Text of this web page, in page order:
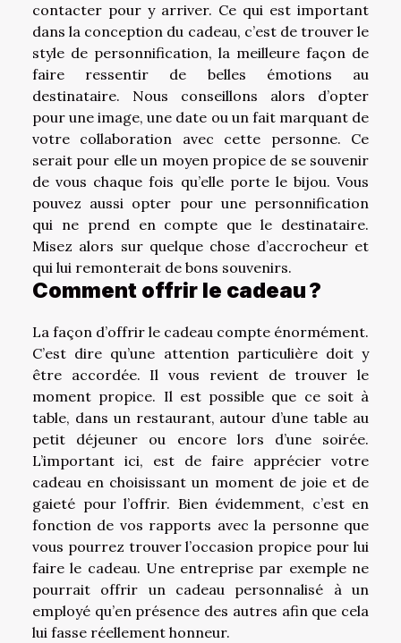
contacter pour y arriver. Ce qui est important
dans la conception du cadeau, c’est de trouver le
style de personnification, la meilleure façon de
faire ressentir de belles émotions au
destinataire. Nous conseillons alors d’opter
pour une image, une date ou un fait marquant de
votre collaboration avec cette personne. Ce
serait pour elle un moyen propice de se souvenir
de vous chaque fois qu’elle porte le bijou. Vous
pouvez aussi opter pour une personnification
qui ne prend en compte que le destinataire.
Misez alors sur quelque chose d’accrocheur et
qui lui remonterait de bons souvenirs.
Comment offrir le cadeau ?
La façon d’offrir le cadeau compte énormément.
C’est dire qu’une attention particulière doit y
être accordée. Il vous revient de trouver le
moment propice. Il est possible que ce soit à
table, dans un restaurant, autour d’une table au
petit déjeuner ou encore lors d’une soirée.
L’important ici, est de faire apprécier votre
cadeau en choisissant un moment de joie et de
gaieté pour l’offrir. Bien évidemment, c’est en
fonction de vos rapports avec la personne que
vous pourrez trouver l’occasion propice pour lui
faire le cadeau. Une entreprise par exemple ne
pourrait offrir un cadeau personnalisé à un
employé qu’en présence des autres afin que cela
lui fasse réellement honneur.